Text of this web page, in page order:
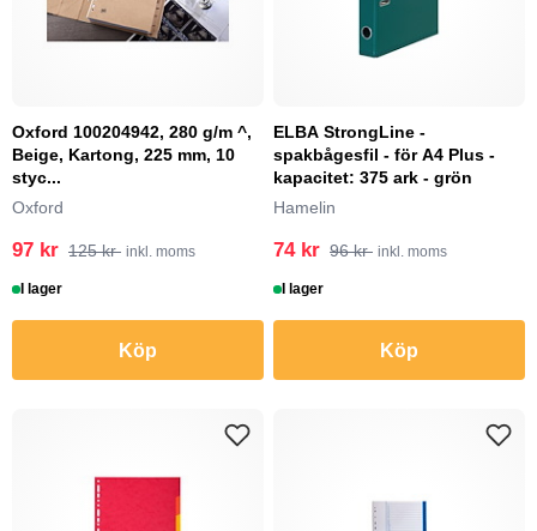
Oxford 100204942, 280 g/m ^,
Beige, Kartong, 225 mm, 10
styc...
Oxford
97 kr 125 kr inkl. moms
I lager
Köp
ELBA StrongLine -
spakbågesfil - för A4 Plus -
kapacitet: 375 ark - grön
Hamelin
74 kr 96 kr inkl. moms
I lager
Köp